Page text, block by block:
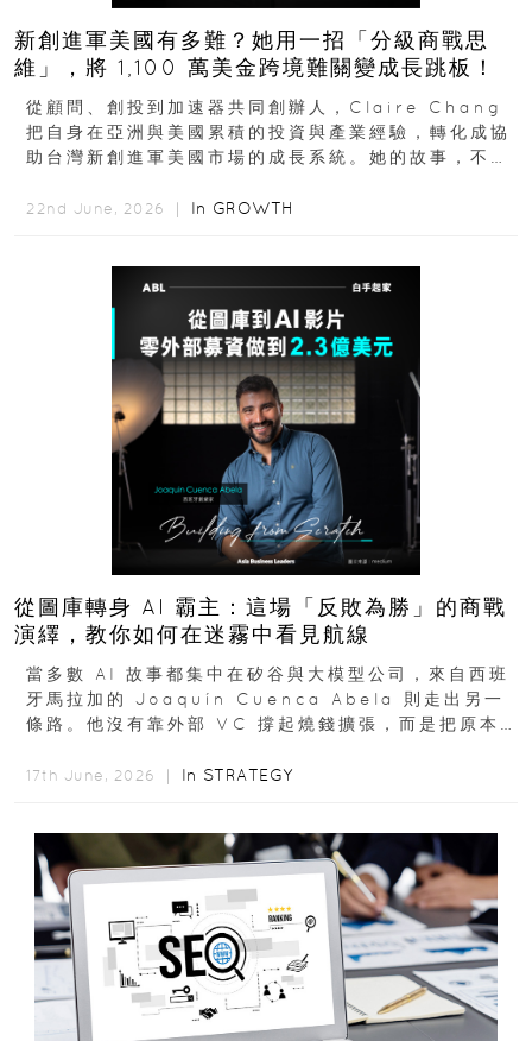
新創進軍美國有多難？她用一招「分級商戰思
維」，將 1,100 萬美金跨境難關變成長跳板！
從顧問、創投到加速器共同創辦人，Claire Chang
把自身在亞洲與美國累積的投資與產業經驗，轉化成協
助台灣新創進軍美國市場的成長系統。她的故事，不只
22nd June, 2026 ｜ In GROWTH
從圖庫轉身 AI 霸主：這場「反敗為勝」的商戰
演繹，教你如何在迷霧中看見航線
當多數 AI 故事都集中在矽谷與大模型公司，來自西班
牙馬拉加的 Joaquín Cuenca Abela 則走出另一
條路。他沒有靠外部 VC 撐起燒錢擴張，而是把原本
17th June, 2026 ｜ In STRATEGY